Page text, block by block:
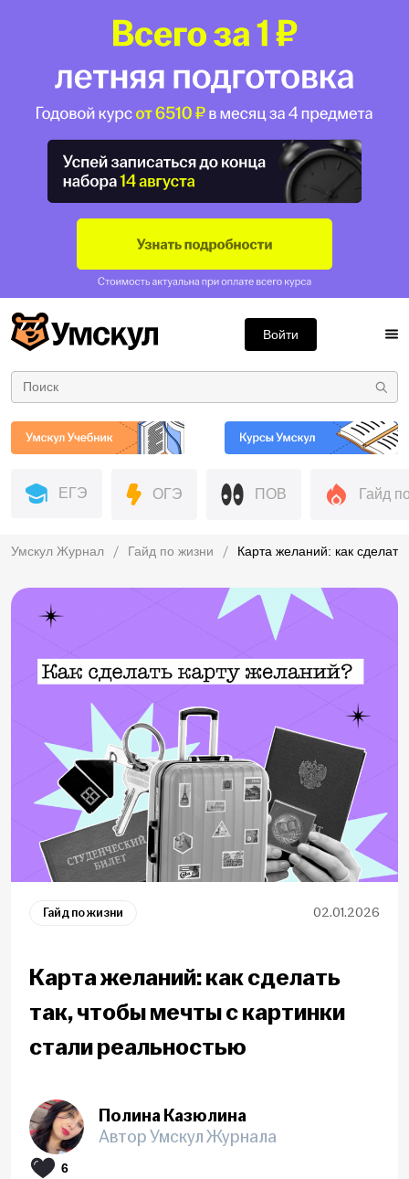
Войти
ЕГЭ ОГЭ ПОВ Гайд
Умскул Журнал Гайд по жизни Карта желаний: как
Гайд по жизни 02.01.2026
Карта желаний: как сделать
так, чтобы мечты с картинки
стали реальностью
Полина Казюлина
Автор Умскул Журнала
6